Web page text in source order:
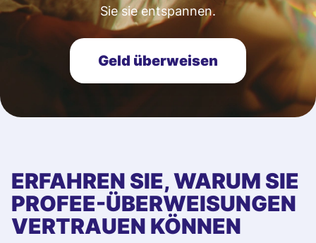
Sie sie entspannen.
Geld überweisen
ERFAHREN SIE, WARUM SIE
PROFEE-ÜBERWEISUNGEN
VERTRAUEN KÖNNEN